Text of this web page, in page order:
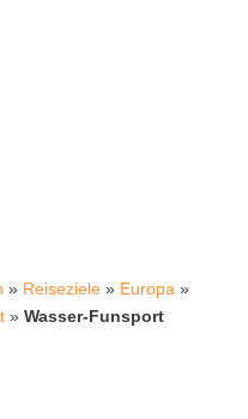
» Reiseziele» Europa »
» Wasser-Funsport